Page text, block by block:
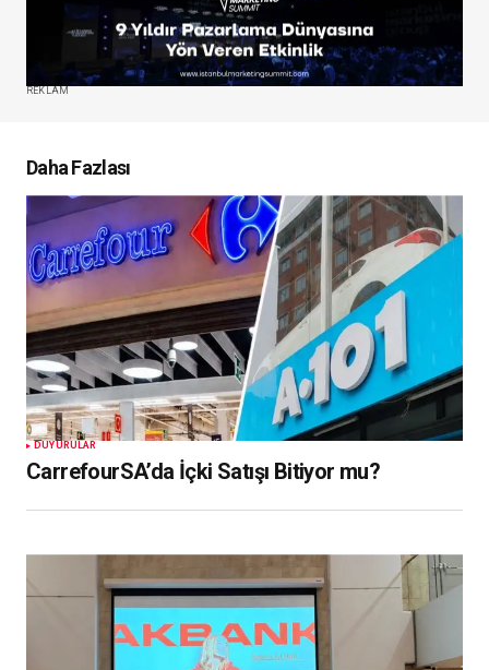
REKLAM
Daha Fazlası
DUYURULAR
CarrefourSA’da İçki Satışı Bitiyor mu?